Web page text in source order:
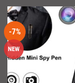
-7%
NEW